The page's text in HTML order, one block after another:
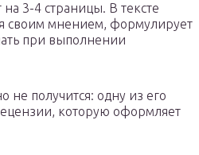
3-4 страницы. В тексте
своим мнением, формулирует
при выполнении
не получится: одну из его
которую оформляет